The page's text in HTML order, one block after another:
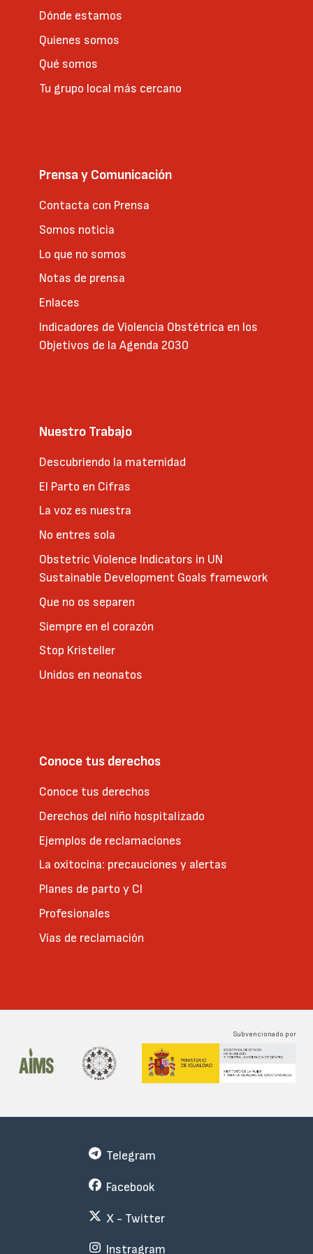
Dónde estamos
Quienes somos
Qué somos
Tu grupo local más cercano
Prensa y Comunicación
Contacta con Prensa
Somos noticia
Lo que no somos
Notas de prensa
Enlaces
Indicadores de Violencia Obstétrica en los
Objetivos de la Agenda 2030
Nuestro Trabajo
Descubriendo la maternidad
El Parto en Cifras
La voz es nuestra
No entres sola
Obstetric Violence Indicators in UN
Sustainable Development Goals framework
Que no os separen
Siempre en el corazón
Stop Kristeller
Unidos en neonatos
Conoce tus derechos
Conoce tus derechos
Derechos del niño hospitalizado
Ejemplos de reclamaciones
La oxitocina: precauciones y alertas
Planes de parto y CI
Profesionales
Vías de reclamación
Subvencionado por
Telegram
Facebook
X - Twitter
Instragram